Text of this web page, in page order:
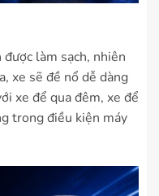
làm sạch, nhiên
xe sẽ đề nổ dễ dàng
xe để qua đêm, xe để
trong điều kiện máy